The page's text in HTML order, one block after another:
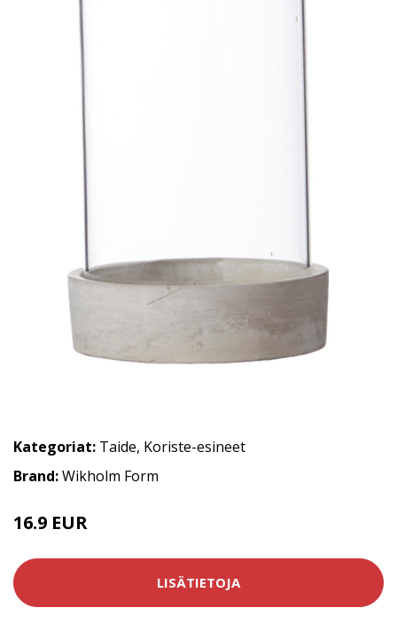
Kategoriat: Taide, Koriste-esineet
Brand:Wikholm Form
16.9 EUR
LISÄTIETOJA